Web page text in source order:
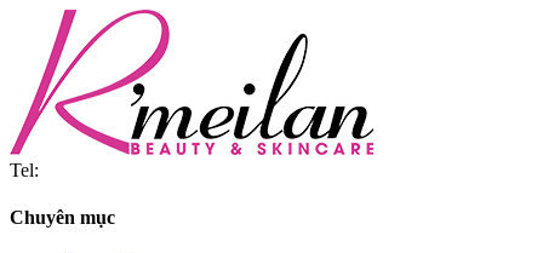
Tel:
Chuyên mục